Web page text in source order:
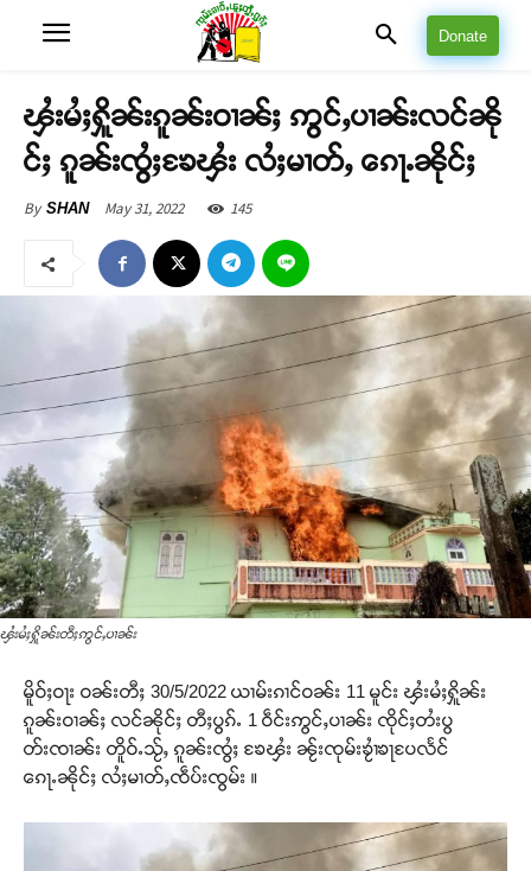
Donate
ၾႆးမႆႈႁိူၼ်းၵူၼ်းဝၢၼ်ႈ ဢွင်ႇပၢၼ်းလင်ၼို
င်ႈ ၵူၼ်းၸွႆႈၶႄၾႆး လႆႈမၢတ်ႇ ၵေႃႉၼိုင်ႈ
By SHAN May 31, 2022 145
ၾႆးမႆႈႁိူၼ်းတီႈဢွင်ႇပၢၼ်း
မိူဝ်ႈဝႃး ဝၼ်းတီႈ 30/5/2022 ယၢမ်းၵၢင်ဝၼ်း 11 မူင်း ၾႆးမႆႈႁိူၼ်း
ၵူၼ်းဝၢၼ်ႈ လင်ၼိုင်ႈ တီႈပွၵ်ႉ 1 ဝဵင်းဢွင်ႇပၢၼ်း ၸိုင်ႈတႆးပွ
တ်းၸၢၼ်း တိူဝ်ႉသႂ်ႇ ၵူၼ်းၸွႆႈ ၶႄၾႆး ၼႂ်းၸုမ်းၶႂၢႆၶႃပႄလႅင်
ၵေႃႉၼိုင်ႈ လႆႈမၢတ်ႇၸဵပ်းၸွမ်း ။